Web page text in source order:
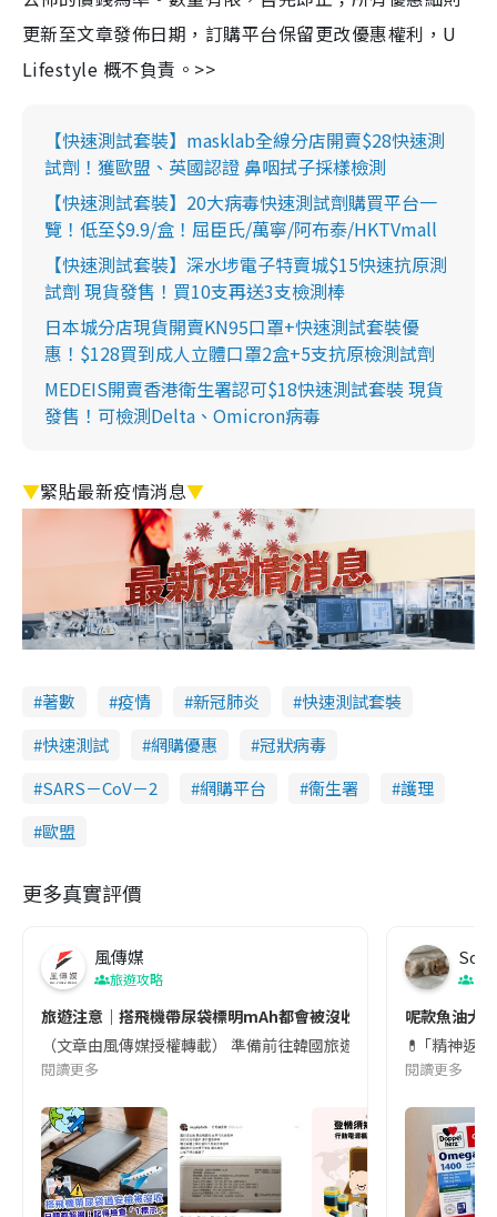
更新至文章發佈日期，訂購平台保留更改優惠權利，U
Lifestyle 概不負責。>>
【快速測試套裝】masklab全線分店開賣$28快速測
試劑！獲歐盟、英國認證 鼻咽拭子採樣檢測
【快速測試套裝】20大病毒快速測試劑購買平台一
覽！低至$9.9/盒！屈臣氏/萬寧/阿布泰/HKTVmall
【快速測試套裝】深水埗電子特賣城$15快速抗原測
試劑 現貨發售！買10支再送3支檢測棒
日本城分店現貨開賣KN95口罩+快速測試套裝優
惠！$128買到成人立體口罩2盒+5支抗原檢測試劑
MEDEIS開賣香港衛生署認可$18快速測試套裝 現貨
發售！可檢測Delta、Omicron病毒
▼緊貼最新疫情消息▼
著數 疫情 新冠肺炎
快速測試套裝
快速測試
網購優惠
冠狀病毒
SARS－CoV－2
網購平台 衞生署
護理
歐盟
更多真實評價
風傳媒
旅遊攻略
旅遊注意｜搭飛機帶尿袋標明mAh都會被沒收😱出發前切記檢查
（文章由風傳媒授權轉載） 準備前往韓國旅遊的民眾，近期要
閱讀更多
Soul
呢款魚油大
💊 ｢精神返
閱讀更多